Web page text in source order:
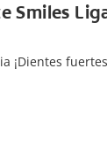
Smiles
¡Dientes